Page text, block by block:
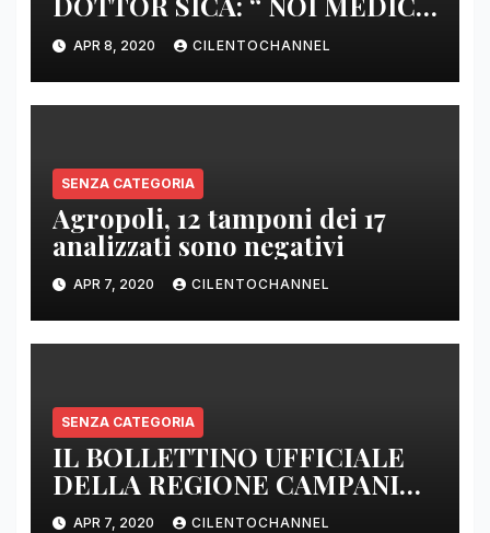
DI BASE SIAMO SENZA ARMI
E SENZA PRESIDI”
APR 8, 2020 CILENTOCHANNEL
SENZA CATEGORIA
Agropoli, 12 tamponi dei 17
analizzati sono negativi
APR 7, 2020 CILENTOCHANNEL
SENZA CATEGORIA
IL BOLLETTINO UFFICIALE
DELLA REGIONE CAMPANIA
DELLE ORE 22.00
APR 7, 2020 CILENTOCHANNEL